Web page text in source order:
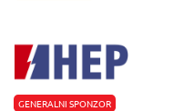
GENERALNI SPONZOR